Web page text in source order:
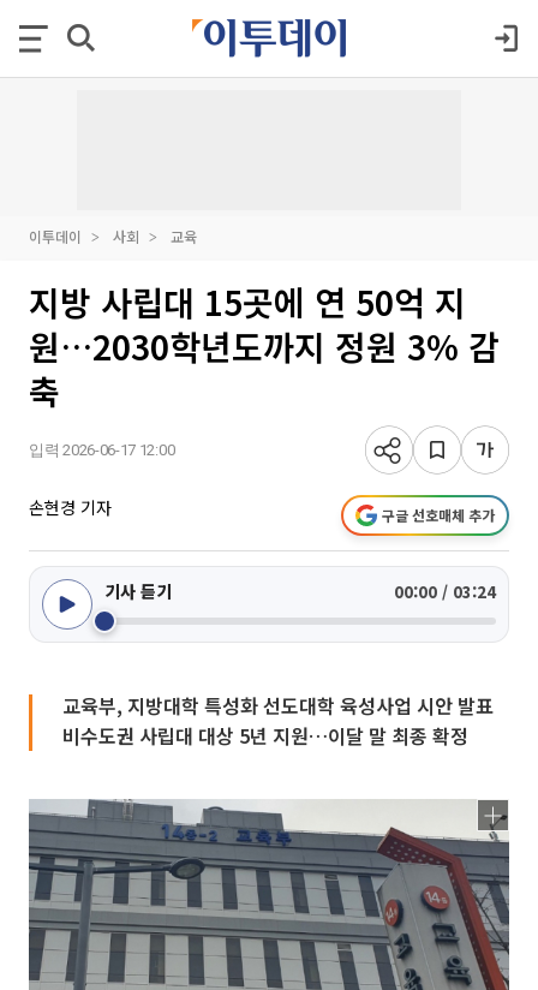
이투데이 사회 교육
지방 사립대 15곳에 연 50억 지
원…2030학년도까지 정원 3% 감
축
입력 2026-06-17 12:00
손현경 기자 구글 선호매체 추가
기사 듣기 00:00 / 03:24
교육부, 지방대학 특성화 선도대학 육성사업 시안 발표
비수도권 사립대 대상 5년 지원…이달 말 최종 확정